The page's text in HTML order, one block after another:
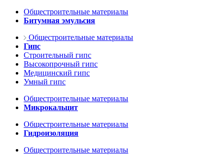
Общестроительные материалы
Битумная эмульсия
Общестроительные материалы
Гипс
Строительный гипс
Высокопрочный гипс
Медицинский гипс
Умный гипс
Общестроительные материалы
Микрокальцит
Общестроительные материалы
Гидроизоляция
Общестроительные материалы